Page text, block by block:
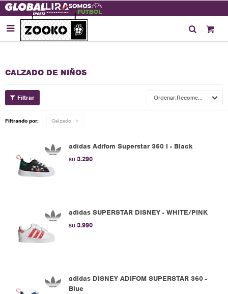

CALZADO DE NIÑOS
Recomendados
Filtrando por: Calzado
adidas Adifom Superstar 360 I - Black
$U 3.290
adidas SUPERSTAR DISNEY - WHITE/PINK
$U 3.990
adidas DISNEY ADIFOM SUPERSTAR 360 -
Blue